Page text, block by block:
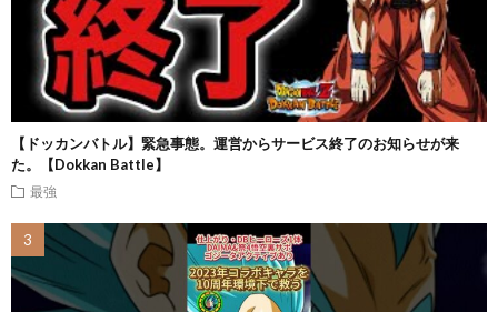
【ドッカンバトル】緊急事態。運営からサービス終了のお知らせが来
た。【Dokkan Battle】
最強